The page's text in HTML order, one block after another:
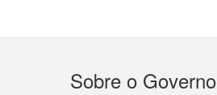
Menu
Sobre o Governo